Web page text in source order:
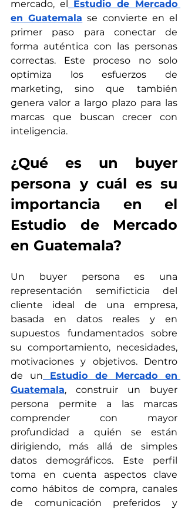
mercado, el Estudio de Mercado
en Guatemala se convierte en el
primer paso para conectar de
forma auténtica con las personas
correctas. Este proceso no solo
optimiza los esfuerzos de
marketing, sino que también
genera valor a largo plazo para las
marcas que buscan crecer con
inteligencia.
¿Qué es un buyer
persona y cuál es su
importancia en el
Estudio de Mercado
en Guatemala?
Un buyer persona es una
representación semificticia del
cliente ideal de una empresa,
basada en datos reales y en
supuestos fundamentados sobre
su comportamiento, necesidades,
motivaciones y objetivos. Dentro
de un
Estudio de Mercado en
Guatemala, construir un buyer
persona permite a las marcas
comprender con mayor
profundidad a quién se están
dirigiendo, más allá de simples
datos demográficos. Este perfil
toma en cuenta aspectos clave
como hábitos de compra, canales
de comunicación preferidos y